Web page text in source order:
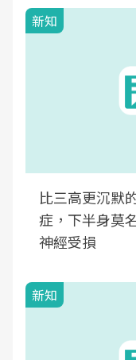
新知
比三高更沉默
症，下半身莫
神經受損
新知